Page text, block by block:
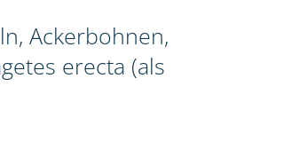
Ackerbohnen,
erecta (als